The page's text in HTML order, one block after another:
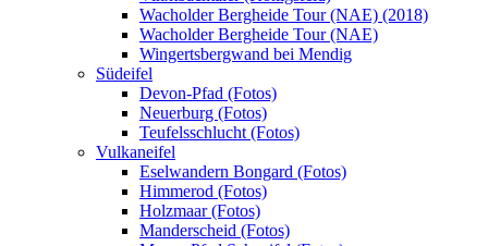
Wacholder Bergheide Tour (NAE) (2018)
Wacholder Bergheide Tour (NAE)
Wingertsbergwand bei Mendig
Südeifel
Devon-Pfad (Fotos)
Neuerburg (Fotos)
Teufelsschlucht (Fotos)
Vulkaneifel
Eselwandern Bongard (Fotos)
Himmerod (Fotos)
Holzmaar (Fotos)
Manderscheid (Fotos)